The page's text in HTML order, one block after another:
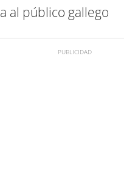
al público gallego